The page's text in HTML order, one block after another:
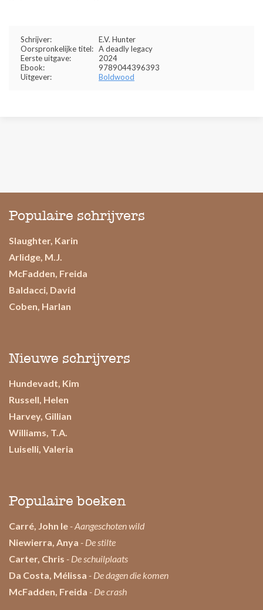
Schrijver:
E.V. Hunter
Oorspronkelijke titel: A deadly legacy
Eerste uitgave:
2024
Ebook:
9789044396393
Uitgever:
Boldwood
Populaire schrijvers
Slaughter, Karin
Arlidge, M.J.
McFadden, Freida
Baldacci, David
Coben, Harlan
Nieuwe schrijvers
Hundevadt, Kim
Russell, Helen
Harvey, Gillian
Williams, T.A.
Luiselli, Valeria
Populaire boeken
Carré, John le - Aangeschoten wild
Niewierra, Anya - De stilte
Carter, Chris - De schuilplaats
Da Costa, Mélissa - De dagen die komen
McFadden, Freida - De crash